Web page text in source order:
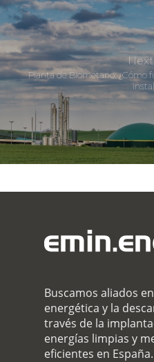
Planta de Biometano: ¿Cómo
Buscamos aliados
energética y la
través de la
energías limpias y
eficientes en España.